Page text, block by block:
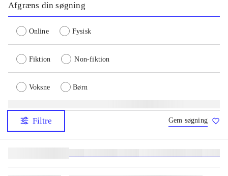
Afgræns din søgning
Online Fysisk
Fiktion Non-fiktion
Voksne Børn
Filtre Gem søgning